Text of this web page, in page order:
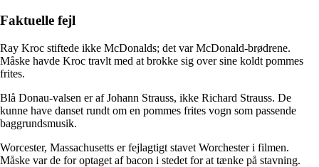
Faktuelle fejl
Ray Kroc stiftede ikke McDonalds; det var McDonald-brødrene.
Måske havde Kroc travlt med at brokke sig over sine koldt pommes
frites.
Blå Donau-valsen er af Johann Strauss, ikke Richard Strauss. De
kunne have danset rundt om en pommes frites vogn som passende
baggrundsmusik.
Worcester, Massachusetts er fejlagtigt stavet Worchester i filmen.
Måske var de for optaget af bacon i stedet for at tænke på stavning.